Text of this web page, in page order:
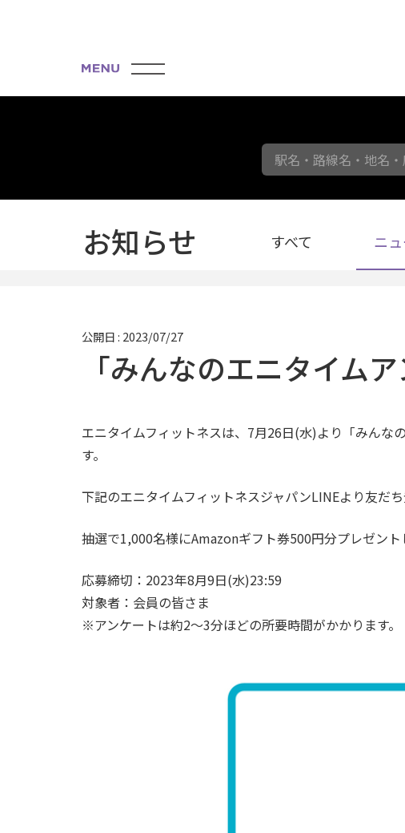
駅名・路線名・地名
お知らせ すべて ニ
公開日 : 2023/07/27
「みんなのエニタイム
エニタイムフィットネスは、7月26日(水)より「みんな
す。
下記のエニタイムフィットネスジャパンLINEより友だ
抽選で1,000名様にAmazonギフト券500円分プレゼント
応募締切：2023年8月9日(水)23:59
対象者：会員の皆さま
※アンケートは約2～3分ほどの所要時間がかかります。